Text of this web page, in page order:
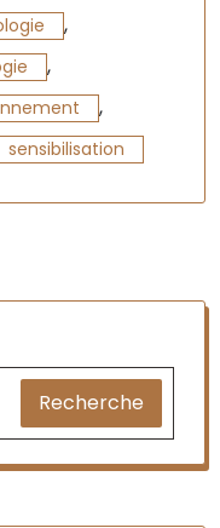
,
,
,
sensibilisation
Recherche